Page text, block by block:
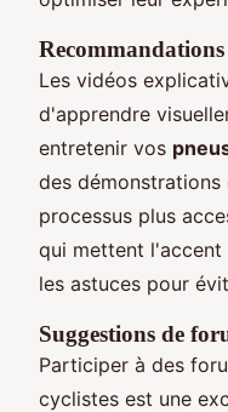
Les vidéos
d'apprendre
entretenir vos
des
processus plus
qui mettent l'accent
les astuces pour
Suggestions de
Participer à des
cyclistes est une